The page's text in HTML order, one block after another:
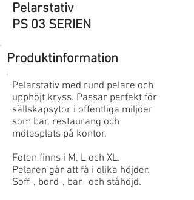
Pelarstativ
PS 03 SERIEN
Pelarstativ med rund pelare och
upphöjt kryss. Passar perfekt för
sällskapsytor i offentliga miljöer
som bar, restaurang och
mötesplats på kontor.
Foten finns i M, L och XL.
Pelaren går att få i olika höjder.
Soff-, bord-, bar- och ståhöjd.
Produktinformation